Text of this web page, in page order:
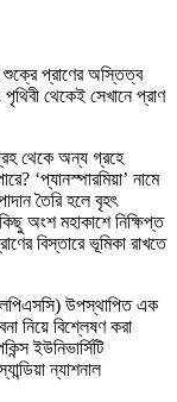
প্রাণের অস্তিত্ব
থেকেই সেখানে প্রাণ
থেকে অন্য গ্রহে
‘প্যানস্পারমিয়া’ নামে
তৈরি হলে বৃহৎ
অংশ মহাকাশে নিক্ষিপ্ত
বিস্তারে ভূমিকা রাখতে
উপস্থাপিত এক
নিয়ে বিশ্লেষণ করা
ইউনিভার্সিটি
ন্যাশনাল